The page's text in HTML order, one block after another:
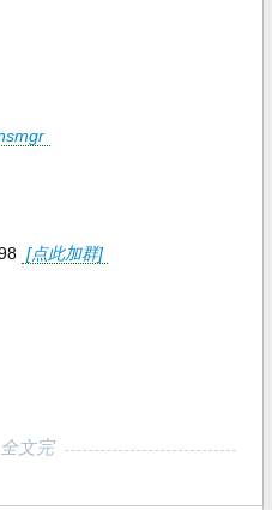
[点此加群]
全文完